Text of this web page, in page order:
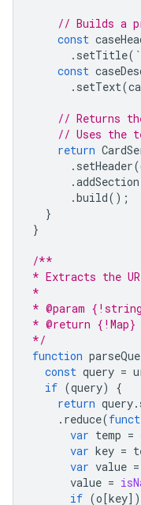
// Builds a
const
. setTitle(
const
. setText(
// Returns
// Uses the
return
. setHeader(
.addSection
.build();
}
}
/**
* Extracts the
*
* @param
* @return {!Map}
*/
function
const query =
if (query)
{
return query.
. reduce(
var temp =
var key =
var value =
value =
if (o[key])